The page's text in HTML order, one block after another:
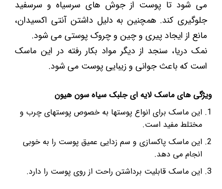
می شود تا پوست از جوش های سرسیاه و سرسفید
جلوگیری کند. همچنین به دلیل داشتن آنتی اکسیدان،
مانع از ایجاد پیری و چین و چروک پوستی می شود.
نمک دریا، سنجد از دیگر مواد بکار رفته در این ماسک
است که باعث جوانی و زیبایی پوست می شود.
ویژگی های ماسک لایه ای جلبک سیاه سون هیون
این ماسک برای انواع پوستها به خصوص پوستهای چرب و
مختلط مفید است.
این ماسک پاکسازی و سم زدایی عمیق پوست را به خوبی
انجام می دهد.
این ماسک قابلیت برداشتن راحت از روی پوست را دارد.